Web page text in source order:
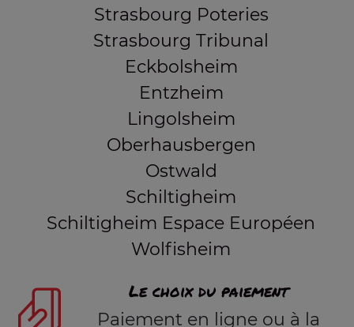
Strasbourg Poteries
Strasbourg Tribunal
Eckbolsheim
Entzheim
Lingolsheim
Oberhausbergen
Ostwald
Schiltigheim
Schiltigheim Espace Européen
Wolfisheim
Le choix du paiement
Paiement en ligne ou à la